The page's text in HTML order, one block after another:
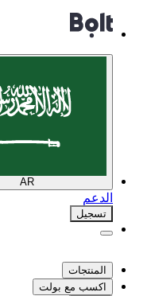
AR
الدعم
تسجيل
المنتجات
اكسب مع بولت